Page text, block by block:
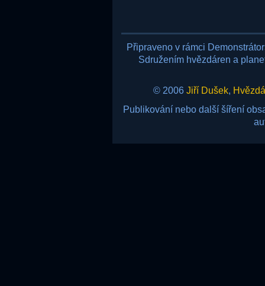
Připraveno v rámci
Sdružením hvězdáren a
© 2006 Jiří Dušek,
Publikování nebo další šíření